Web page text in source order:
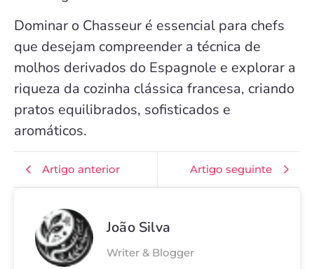
Dominar o Chasseur é essencial para chefs
que desejam compreender a técnica de
molhos derivados do Espagnole e explorar a
riqueza da cozinha clássica francesa, criando
pratos equilibrados, sofisticados e
aromáticos.
Artigo anterior Artigo seguinte
João Silva
Writer & Blogger